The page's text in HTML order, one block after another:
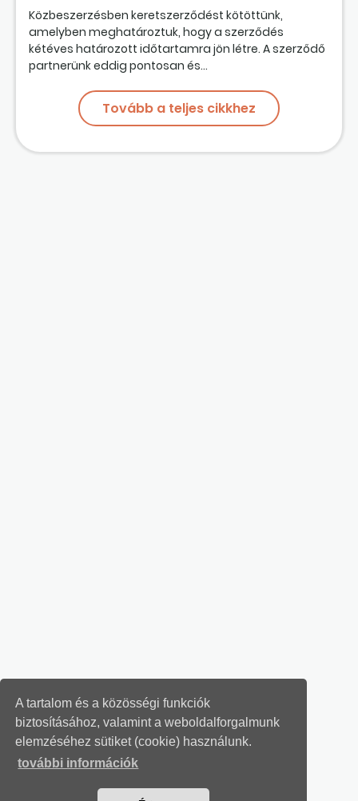
A tartalom és a közösségi funkciók
biztosításához, valamint a weboldalforgalmunk
elemzéséhez sütiket (cookie) használunk.
további információk
Közbeszerzésben keretszerződést kötöttünk,
amelyben meghatároztuk, hogy a szerződés
kétéves határozott időtartamra jön létre. A szerződő
partnerünk eddig pontosan és...
Tovább a teljes cikkhez